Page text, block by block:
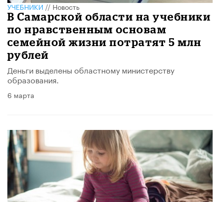
УЧЕБНИКИ//Новость
В Самарской области на учебники
по нравственным основам
семейной жизни потратят 5 млн
рублей
Деньги выделены областному министерству
образования.
6 марта